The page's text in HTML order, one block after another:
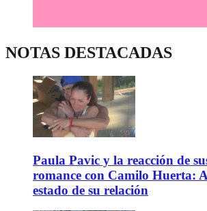
NOTAS DESTACADAS
Paula Pavic y la reacción de
romance con Camilo Huerta:
estado de su relación